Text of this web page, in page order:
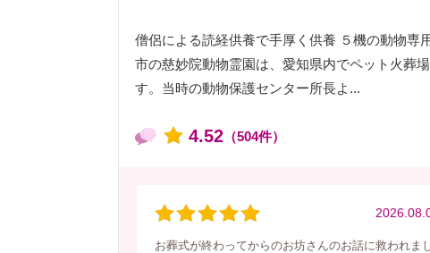
僧侶による読経供養で手厚く供養 ５機の動物専
市の慈妙院動物霊園は、愛知県内でペット火葬
す。当時の動物保護センター所長よ...
4.52 （504件）
お葬式が終わってからのお坊さんのお話に救われま